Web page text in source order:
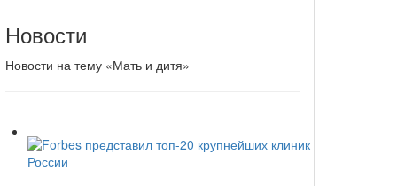
Новости
Новости на тему «Мать и дитя»